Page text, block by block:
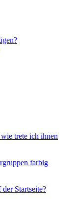
trete ich ihnen
farbig
Startseite?